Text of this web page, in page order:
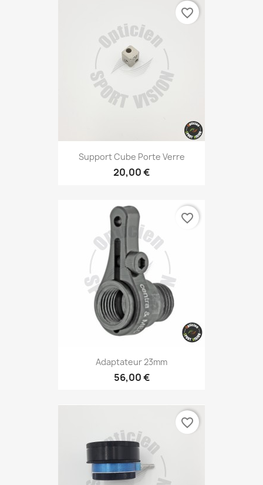
Support Cube Porte Verre
20,00 €
favorite_border
Adaptateur 23mm
56,00 €
favorite_border
favorite_border